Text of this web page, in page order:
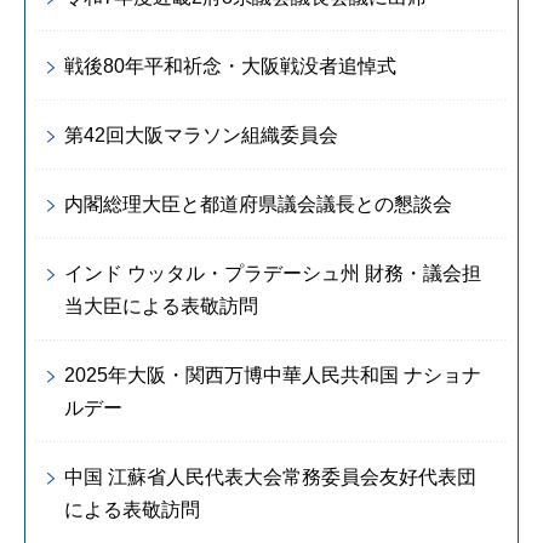
戦後80年平和祈念・大阪戦没者追悼式
第42回大阪マラソン組織委員会
内閣総理大臣と都道府県議会議長との懇談会
インド ウッタル・プラデーシュ州 財務・議会担
当大臣による表敬訪問
2025年大阪・関西万博中華人民共和国 ナショナ
ルデー
中国 江蘇省人民代表大会常務委員会友好代表団
による表敬訪問